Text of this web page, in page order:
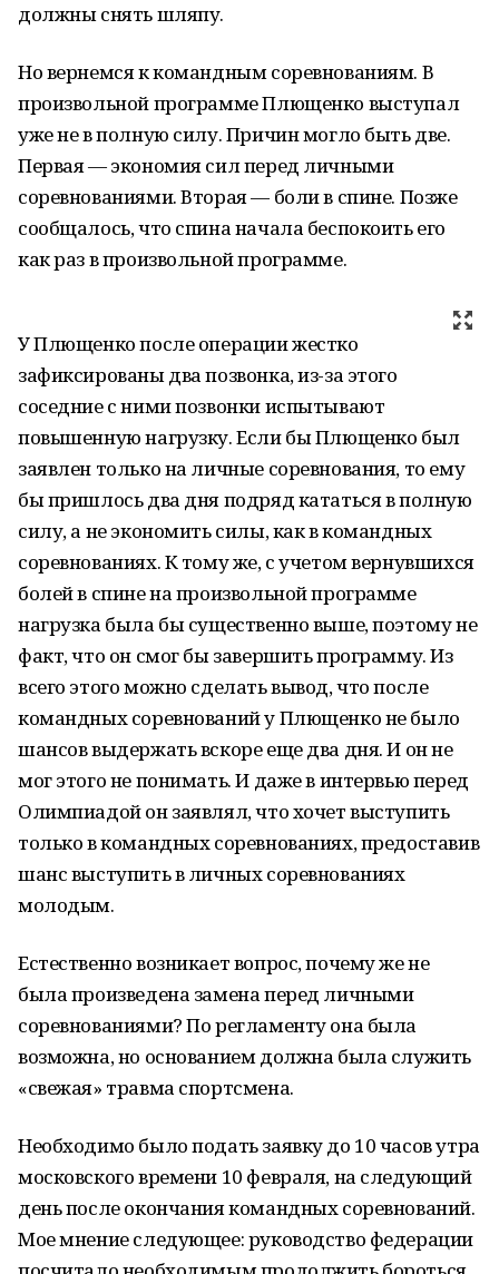
должны снять шляпу.
Но вернемся к командным соревнованиям. В
произвольной программе Плющенко выступал
уже не в полную силу. Причин могло быть две.
Первая — экономия сил перед личными
соревнованиями. Вторая — боли в спине. Позже
сообщалось, что спина начала беспокоить его
как раз в произвольной программе.
У Плющенко после операции жестко
зафиксированы два позвонка, из-за этого
соседние с ними позвонки испытывают
повышенную нагрузку. Если бы Плющенко был
заявлен только на личные соревнования, то ему
бы пришлось два дня подряд кататься в полную
силу, а не экономить силы, как в командных
соревнованиях. К тому же, с учетом вернувшихся
болей в спине на произвольной программе
нагрузка была бы существенно выше, поэтому не
факт, что он смог бы завершить программу. Из
всего этого можно сделать вывод, что после
командных соревнований у Плющенко не было
шансов выдержать вскоре еще два дня. И он не
мог этого не понимать. И даже в интервью перед
Олимпиадой он заявлял, что хочет выступить
только в командных соревнованиях, предоставив
шанс выступить в личных соревнованиях
молодым.
Естественно возникает вопрос, почему же не
была произведена замена перед личными
соревнованиями? По регламенту она была
возможна, но основанием должна была служить
«свежая» травма спортсмена.
Необходимо было подать заявку до 10 часов утра
московского времени 10 февраля, на следующий
день после окончания командных соревнований.
Мое мнение следующее: руководство федерации